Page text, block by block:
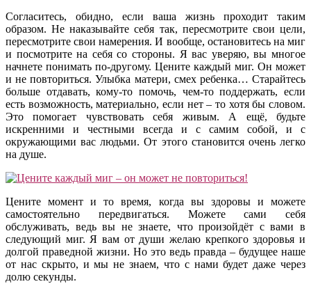
Согласитесь, обидно, если ваша жизнь проходит таким
образом. Не наказывайте себя так, пересмотрите свои цели,
пересмотрите свои намерения. И вообще, остановитесь на миг
и посмотрите на себя со стороны. Я вас уверяю, вы многое
начнете понимать по-другому. Цените каждый миг. Он может
и не повториться. Улыбка матери, смех ребенка… Старайтесь
больше отдавать, кому-то помочь, чем-то поддержать, если
есть возможность, материально, если нет – то хотя бы словом.
Это помогает чувствовать себя живым. А ещё, будьте
искренними и честными всегда и с самим собой, и с
окружающими вас людьми. От этого становится очень легко
на душе.
Цените момент и то время, когда вы здоровы и можете
самостоятельно передвигаться. Можете сами себя
обслуживать, ведь вы не знаете, что произойдёт с вами в
следующий миг. Я вам от души желаю крепкого здоровья и
долгой праведной жизни. Но это ведь правда – будущее наше
от нас скрыто, и мы не знаем, что с нами будет даже через
долю секунды.